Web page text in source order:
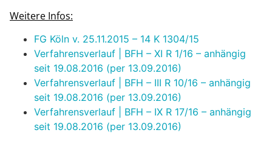
Weitere Infos:
FG Köln v. 25.11.2015 – 14 K 1304/15
Verfahrensverlauf | BFH – XI R 1/16 – anhängig
seit 19.08.2016 (per 13.09.2016)
Verfahrensverlauf | BFH – III R 10/16 – anhängig
seit 19.08.2016 (per 13.09.2016)
Verfahrensverlauf | BFH – IX R 17/16 – anhängig
seit 19.08.2016 (per 13.09.2016)